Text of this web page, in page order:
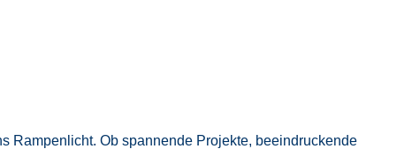
Rampenlicht. Ob spannende Projekte, beeindruckende